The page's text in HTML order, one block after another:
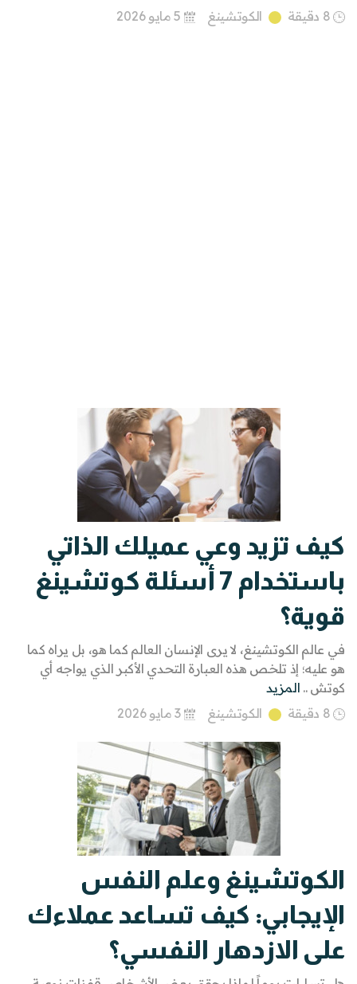
8 دقيقة
الكوتشينغ
كيف تزيد وعي عميلك الذاتي
باستخدام 7 أسئلة كوتشينغ
قوية؟
في عالم الكوتشينغ، لا يرى الإنسان العالم كما هو، بل يراه كما
هو عليه؛ إذ تلخص هذه العبارة التحدي الأكبر الذي يواجه أي
كوتش .. المزيد
8 دقيقة
الكوتشينغ 3 مايو 2026
الكوتشينغ وعلم النفس
الإيجابي: كيف تساعد عملاءك
على الازدهار النفسي؟